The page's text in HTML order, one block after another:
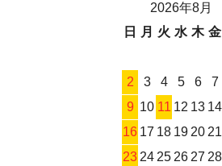
2026年8月
日
月 火 水 木 金
2
3 4 5 6 7
9 10 11 12 13 14
16 17 18 192021
2324252627 28